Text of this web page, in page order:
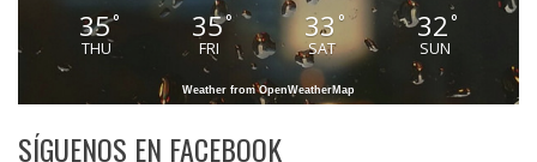
35°
THU
35°
FRI
33 °
SAT
32°
SUN
Weather from OpenWeatherMap
SÍGUENOS EN FACEBOOK